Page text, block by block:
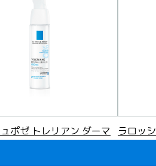
ポゼ トレリアン ダーマ
ラロッ